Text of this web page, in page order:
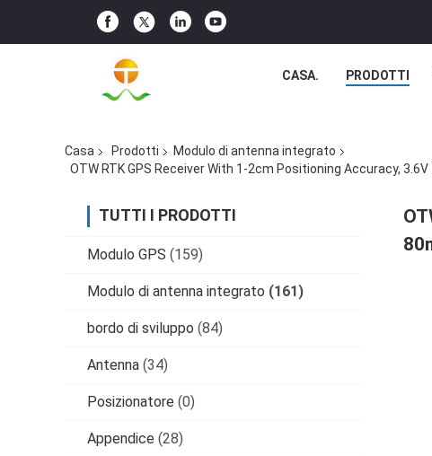
CASA. PRODOTTI
Casa Prodotti
Modulo di antenna integrato
OTW RTK GPS Receiver With 1-2cm Positioning Accuracy,
TUTTI I PRODOTTI
Modulo GPS (159)
Modulo di antenna integrato (161)
bordo di sviluppo (84)
Antenna (34)
Posizionatore (0)
Appendice (28)